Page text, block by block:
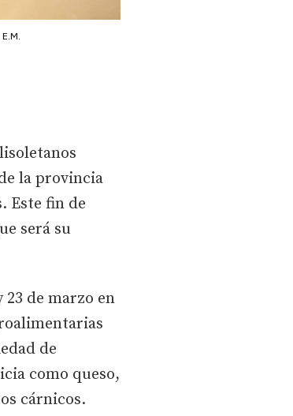
E.M.
la provincia
Este fin de
será su
de marzo en
de
como queso,
cárnicos.